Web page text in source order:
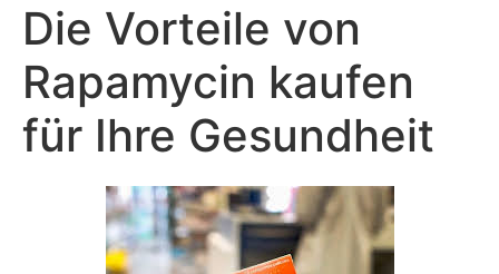
Die Vorteile von
Rapamycin kaufen
für Ihre Gesundheit